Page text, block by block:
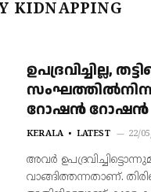
KIDNAPPING
റോഷൻ റോഷൻ
KERALA LATEST 22/
അവർ
വാങ്ങിത്തന്നതാണ്.